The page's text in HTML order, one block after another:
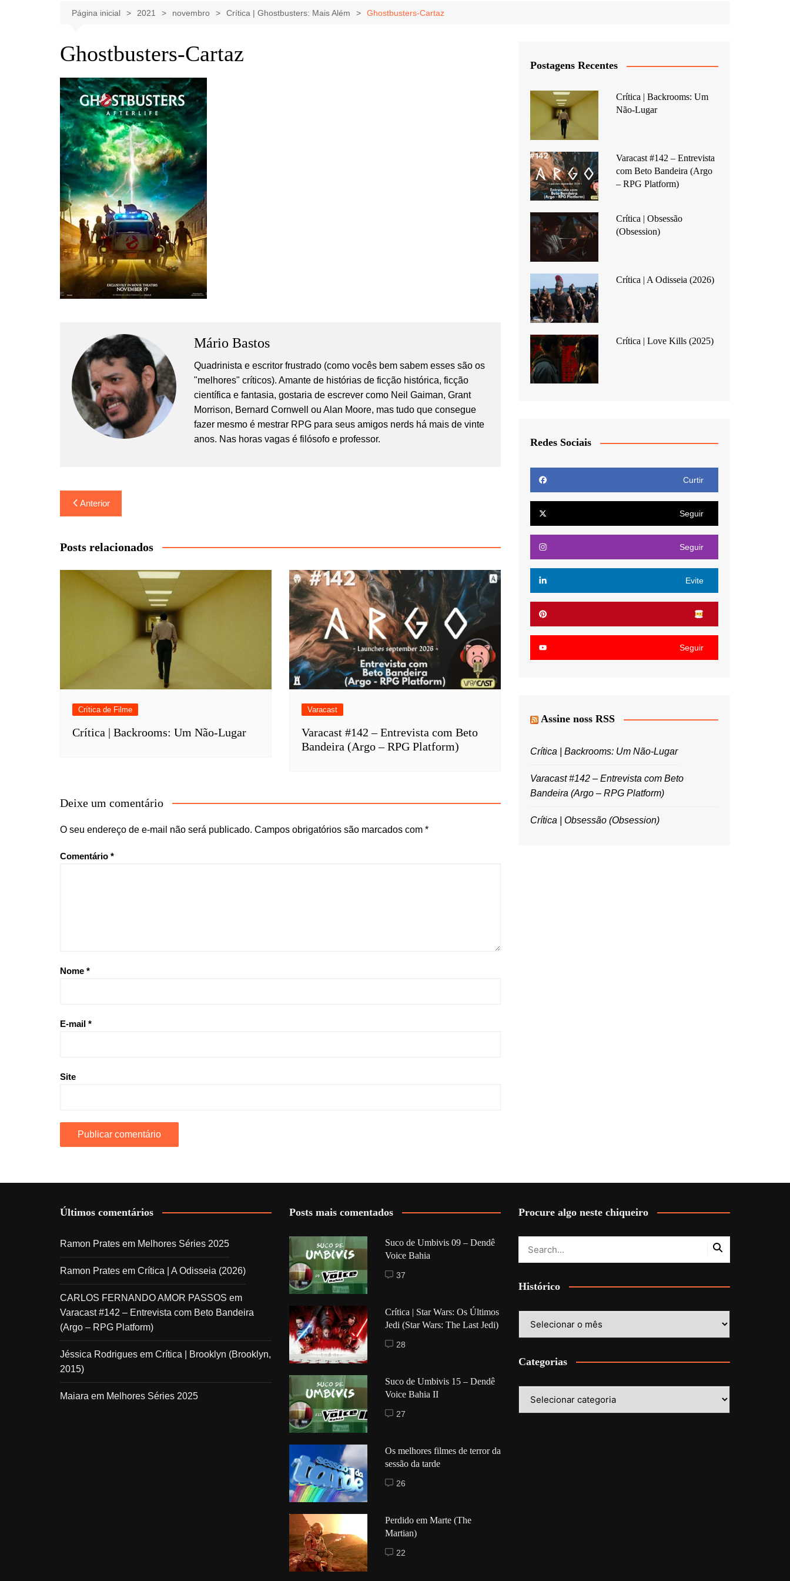
Celebridades
Música
Notícias
Clássicos
Livros
Game ReviewRadiola Torresmo
Tv
Página inicial 2021 novembro Crítica | Ghostbusters: Mais Além Ghostbusters-Cartaz
Ghostbusters-Cartaz
Mário Bastos
Quadrinista e escritor frustrado (como vocês bem sabem esses são os
"melhores" críticos). Amante de histórias de ficção histórica, ficção
científica e fantasia, gostaria de escrever como Neil Gaiman, Grant
Morrison, Bernard Cornwell ou Alan Moore, mas tudo que consegue
fazer mesmo é mestrar RPG para seus amigos nerds há mais de vinte
anos. Nas horas vagas é filósofo e professor.
Navegação
de
Post
Anterior
Posts relacionados
Crítica de Filme
Crítica | Backrooms: Um Não-Lugar
Varacast
Varacast #142 – Entrevista com Beto
Bandeira (Argo – RPG Platform)
Deixe um comentário
O seu endereço de e-mail não será publicado. Campos obrigatórios são marcados com *
Comentário *
Nome *
E-mail *
Site
Postagens Recentes
Crítica | Backrooms: Um
Não-Lugar
Varacast #142 – Entrevista
com Beto Bandeira (Argo
– RPG Platform)
Crítica | Obsessão
(Obsession)
Crítica | A Odisseia (2026)
Crítica | Love Kills (2025)
Redes Sociais
Curtir
Seguir
Seguir
Evite
Seguir
Assine noss RSS
Crítica | Backrooms: Um Não-Lugar
Varacast #142 – Entrevista com Beto
Bandeira (Argo – RPG Platform)
Crítica | Obsessão (Obsession)
Últimos comentários
Ramon Prates em Melhores Séries 2025
Ramon Prates em Crítica | A Odisseia (2026)
CARLOS FERNANDO AMOR PASSOS em
Varacast #142 – Entrevista com Beto Bandeira
(Argo – RPG Platform)
Jéssica Rodrigues em Crítica | Brooklyn (Brooklyn,
2015)
Maiara em Melhores Séries 2025
Posts mais comentados
Suco de Umbivis 09 – Dendê
Voice Bahia
37
Crítica | Star Wars: Os Últimos
Jedi (Star Wars: The Last Jedi)
28
Suco de Umbivis 15 – Dendê
Voice Bahia II
27
Os melhores filmes de terror da
sessão da tarde
26
Perdido em Marte (The
Martian)
22
Procure algo neste chiqueiro
Histórico
Categorias